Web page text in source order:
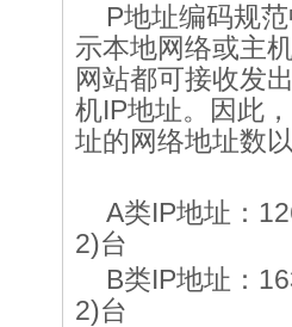
P地址编码规
示本地网络或主
网站都可接收发
机IP地址。因此
址的网络地址数
A类IP地址：
2)台
B类IP地址：
2)台